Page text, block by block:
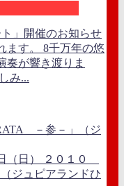
」開催のお知らせ
ます。 8千万年の悠
奏が響き渡りま
み...
－参－」（ジ
（日） ２０１０
ュピアランドひ